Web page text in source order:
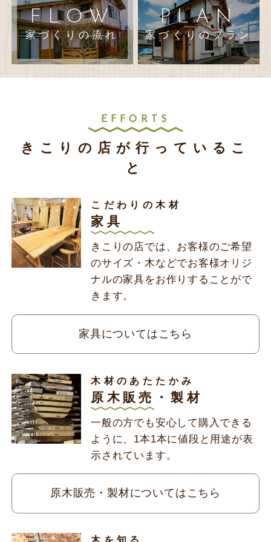
FLOW
家づくりの流れ
PLAN
家づくりのプラン
EFFORTS
きこりの店が行っているこ
と
こだわりの木材
家具
きこりの店では、お客様のご希望
のサイズ・木などでお客様オリジ
ナルの家具をお作りすることがで
きます。
家具についてはこちら
木材のあたたかみ
原木販売・製材
一般の方でも安心して購入できる
ように、1本1本に値段と用途が表
示されています。
原木販売・製材については こちら